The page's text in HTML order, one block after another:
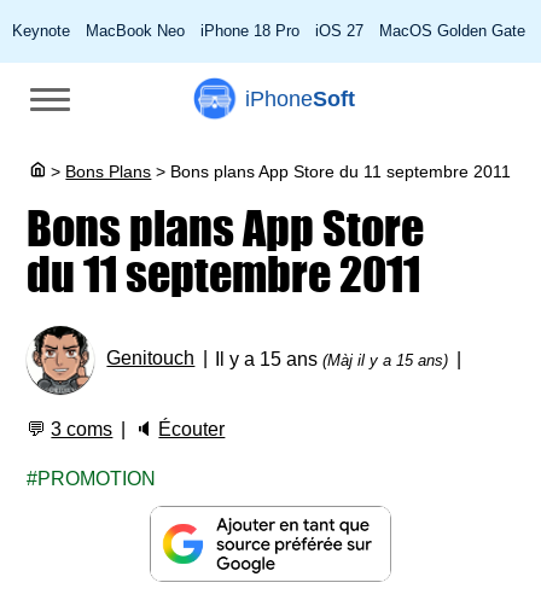
Keynote MacBook Neo iPhone 18 Pro iOS 27 MacOS Golden Gate
iPhoneSoft
> Bons Plans > Bons plans App Store du 11 septembre 2011
Bons plans App Store
du 11 septembre 2011
Genitouch Il y a 15 ans(Màj il y a 15 ans)
💬3 coms 🔈 Écouter
PROMOTION